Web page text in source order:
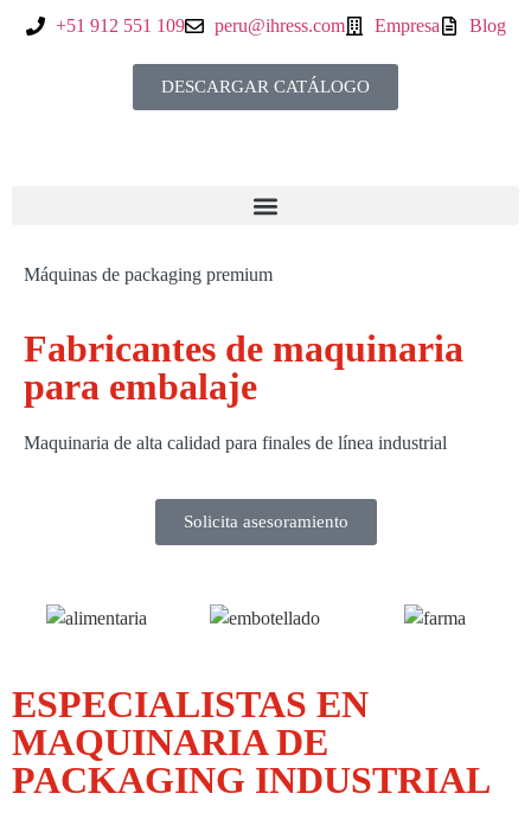
+51 912 551 109 peru@ihress.com Empresa Blog
DESCARGAR CATÁLOGO
Máquinas de packaging premium
Fabricantes de maquinaria
para embalaje
Maquinaria de alta calidad para finales de línea industrial
Solicita asesoramiento
ESPECIALISTAS EN
MAQUINARIA DE
PACKAGING INDUSTRIAL